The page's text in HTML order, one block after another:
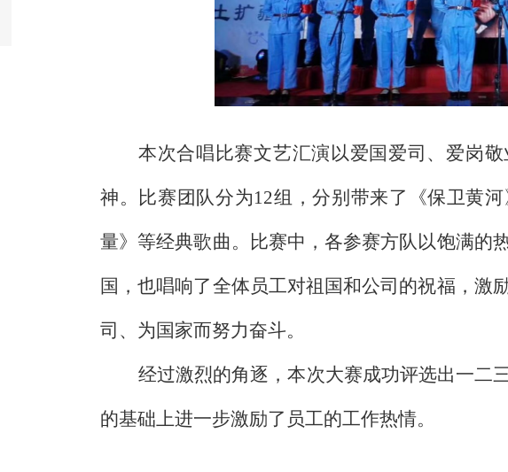
本次合唱比赛文艺汇演以爱国爱司、爱岗
神。比赛团队分为12组，分别带来了《保卫黄
量》等经典歌曲。比赛中，各参赛方队以饱满的
国，也唱响了全体员工对祖国和公司的祝福，激
司、为国家而努力奋斗。
经过激烈的角逐，本次大赛成功评选出一二
的基础上进一步激励了员工的工作热情。